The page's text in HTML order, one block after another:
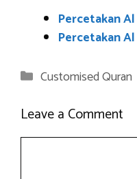
Percetakan
Percetakan
Categories
Customised Quran
Leave a Comment